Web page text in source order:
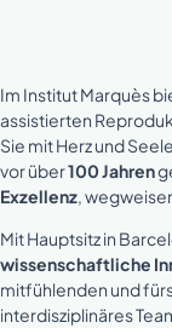
Im Institut Marquès
assistierten
Sie mit Herz und
vor über100 Jahren
Exzellenz,
Mit Hauptsitz in
wissenschaftliche
mitfühlenden und
interdisziplinäres